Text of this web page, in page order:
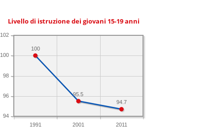
Livello di istruzione dei giovani 15-19 anni
1991 2001 2011
94
96
98
100
102
94.7
95.5
100